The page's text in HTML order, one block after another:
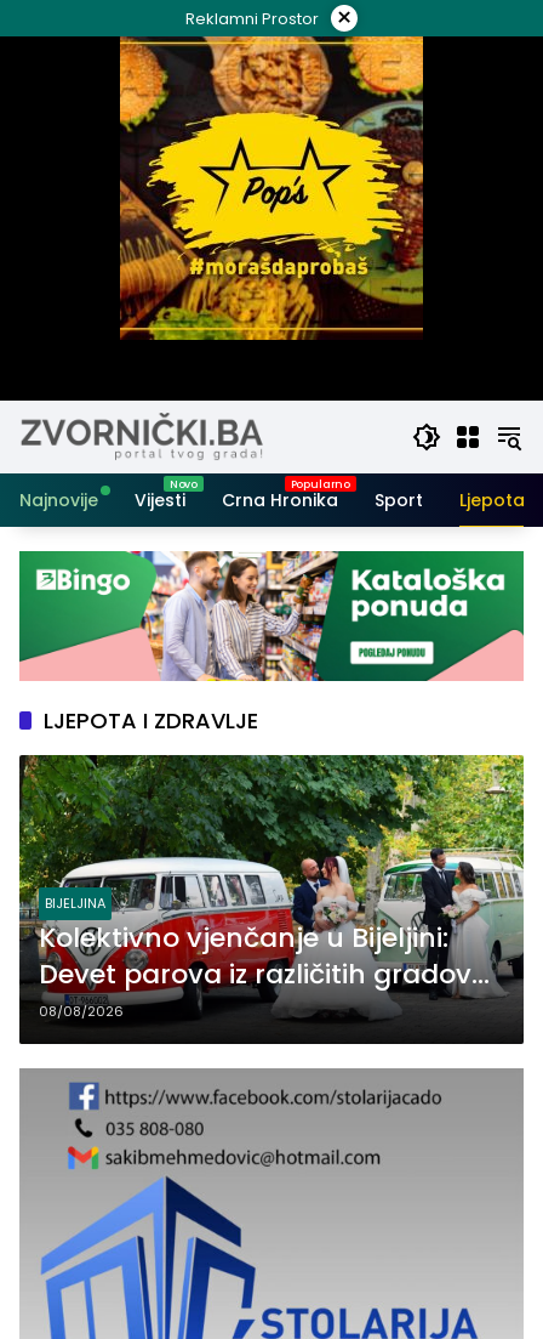
to
Reklamni Prostor ×
Najnovije Vijesti Crna Hronika Sport Ljepota i
LJEPOTA I ZDRAVLJE
BIJELJINA
Kolektivno vjenčanje u Bijeljini:
Devet parova iz različitih gradova
BiH izgovorilo sudbonosno da
08/08/2026